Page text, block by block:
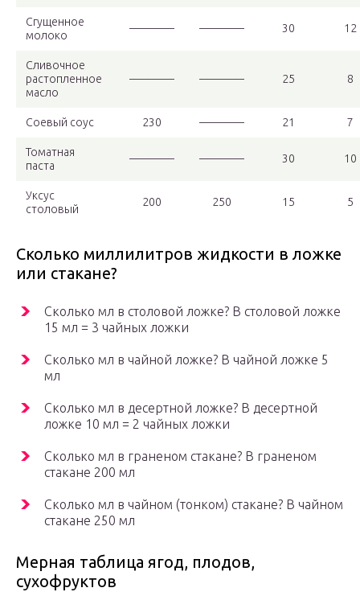
Сгущенное
молоко
———— ———— 30 12
Сливочное
растопленное
масло
———— ———— 25 8
Соевый соус 230 ———— 21 7
Томатная
паста
———— ———— 30 10
Уксус
столовый
200 250 15 5
Сколько миллилитров жидкости в ложке
или стакане?
Сколько мл в столовой ложке? В столовой ложке
15 мл = 3 чайных ложки
Сколько мл в чайной ложке? В чайной ложке 5
мл
Сколько мл в десертной ложке? В десертной
ложке 10 мл = 2 чайных ложки
Сколько мл в граненом стакане? В граненом
стакане 200 мл
Сколько мл в чайном (тонком) стакане? В чайном
стакане 250 мл
Мерная таблица ягод, плодов,
сухофруктов